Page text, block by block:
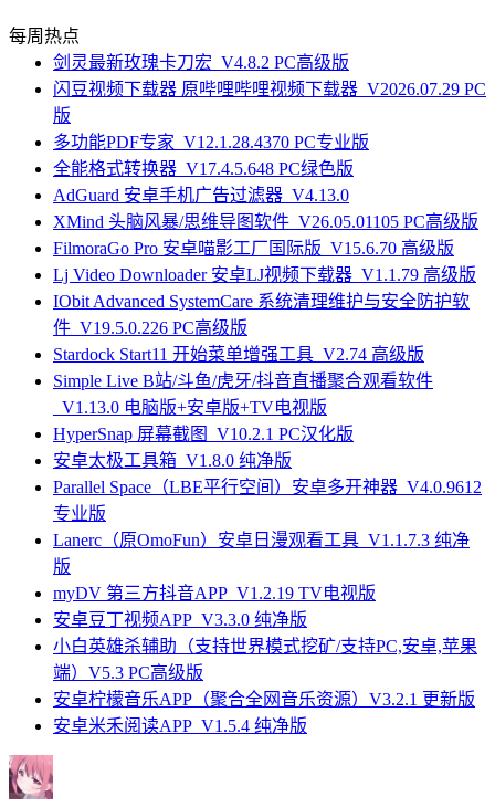
每周热点
剑灵最新玫瑰卡刀宏_V4.8.2 PC高级版
闪豆视频下载器 原哔哩哔哩视频下载器_V2026.07.29 PC
版
多功能PDF专家_V12.1.28.4370 PC专业版
全能格式转换器_V17.4.5.648 PC绿色版
AdGuard 安卓手机广告过滤器_V4.13.0
XMind 头脑风暴/思维导图软件_V26.05.01105 PC高级版
FilmoraGo Pro 安卓喵影工厂国际版_V15.6.70 高级版
Lj Video Downloader 安卓LJ视频下载器_V1.1.79 高级版
IObit Advanced SystemCare 系统清理维护与安全防护软
件_V19.5.0.226 PC高级版
Stardock Start11 开始菜单增强工具_V2.74 高级版
Simple Live B站/斗鱼/虎牙/抖音直播聚合观看软件
_V1.13.0 电脑版+安卓版+TV电视版
HyperSnap 屏幕截图_V10.2.1 PC汉化版
安卓太极工具箱_V1.8.0 纯净版
Parallel Space（LBE平行空间）安卓多开神器_V4.0.9612
专业版
Lanerc（原OmoFun）安卓日漫观看工具_V1.1.7.3 纯净
版
myDV 第三方抖音APP_V1.2.19 TV电视版
安卓豆丁视频APP_V3.3.0 纯净版
小白英雄杀辅助（支持世界模式挖矿/支持PC,安卓,苹果
端）V5.3 PC高级版
安卓柠檬音乐APP（聚合全网音乐资源）V3.2.1 更新版
安卓米禾阅读APP_V1.5.4 纯净版